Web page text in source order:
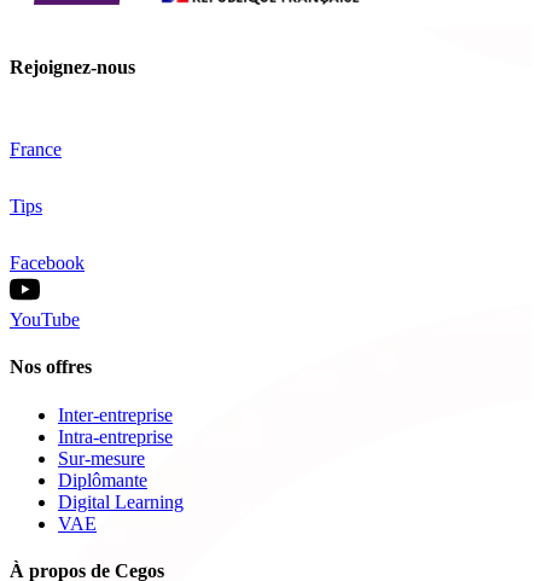
Rejoignez-nous
France
Tips
Facebook
YouTube
Nos offres
Inter-entreprise
Intra-entreprise
Sur-mesure
Diplômante
Digital Learning
VAE
À propos de Cegos